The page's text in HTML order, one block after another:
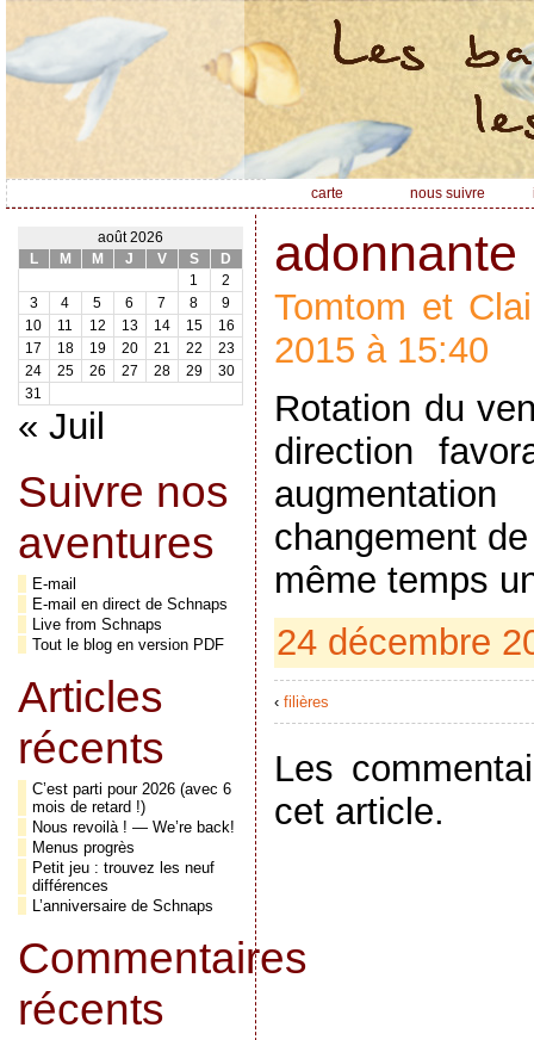
carte nous suivre
août 2026
L
M M J V S
D
1
2
3
4 5 6 7 8
9
10
11 12 13 14 15
16
17
18 19 20 21 22
23
24
25 26 27 28 29
30
31
« Juil
Suivre nos
aventures
E-mail
E-mail en direct de Schnaps
Live from Schnaps
Tout le blog en version PDF
Articles
récents
C’est parti pour 2026 (avec 6
mois de retard !)
Nous revoilà ! — We’re back!
Menus progrès
Petit jeu : trouvez les neuf
différences
L’anniversaire de Schnaps
Commentaires
récents
adonnante
Tomtom et
2015 à 15:40
Rotation du
direction
changement
même temps
24 décembre
‹ filières
Les
cet article.